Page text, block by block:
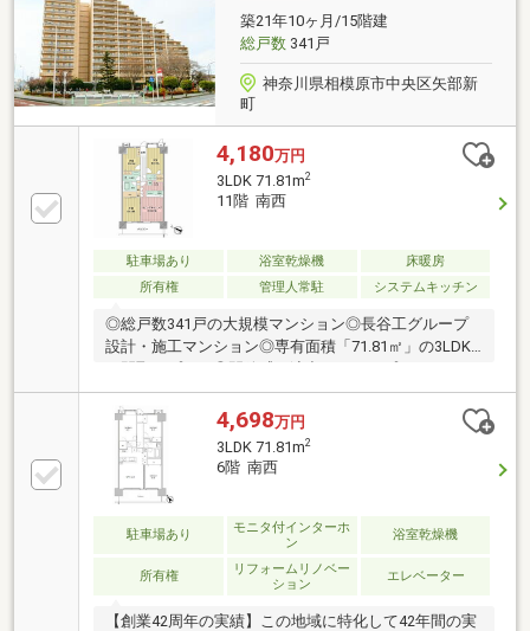
築21年10ヶ月/15階建
総戸数341戸
神奈川県相模原市中央区矢部新
町
4,180万円
3LDK 71.81m2
11階 南西
駐車場あり 浴室乾燥機
床暖房
所有権
管理人常駐 システムキッチン
◎総戸数341戸の大規模マンション◎長谷工グループ
設計・施工マンション◎専有面積「71.81㎡」の3LDK
を採用◎リビングには床暖房を完備◎各居室に収納を
完備◎2017年11月内装リフォーム履歴有◎雨の日でも
安心な浴室乾燥機付き◎南西向きのため陽当り通風良
好≪リフォーム履歴≫フローリング新規貼替/クロス貼
替/建具交換/システムキッチン交換/洗面化粧台交換/
防水パン交換/ユニットバス交換/トイレ本体交換 等
4,698万円
3LDK 71.81m2
6階 南西
駐車場あり
モニタ付インターホ
ン
浴室乾燥機
所有権
リフォームリノベー
ション
エレベーター
【創業42周年の実績】この地域に特化して42年間の実